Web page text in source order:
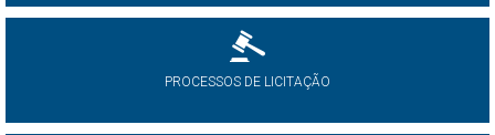
PROCESSOS DE LICITAÇÃO